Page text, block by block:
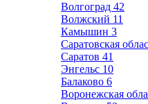
Волгоград 42
Волжский 11
Камышин 3
Саратовская
Саратов 41
Энгельс 10
Балаково 6
Воронежская